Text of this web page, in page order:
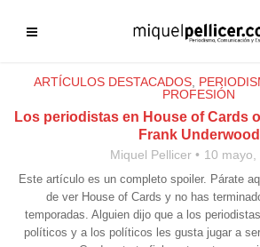
ARTÍCULOS DESTACADOS
PROFESIÓN
Los periodistas en House of Cards
Frank Underwood
Miquel Pellicer 10 mayo,
Este artículo es un completo spoiler. Párate
de ver House of Cards y no has
temporadas. Alguien dijo que a los
políticos y a los políticos les gusta jugar a